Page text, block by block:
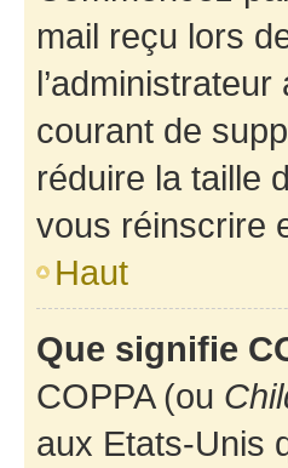
mail reçu lors
courant de
réduire la taille
vous réinscrire
Haut
Que signifie
COPPA (ou
aux Etats-Unis